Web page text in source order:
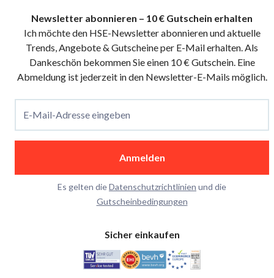
Newsletter abonnieren – 10 € Gutschein erhalten
Ich möchte den HSE-Newsletter abonnieren und aktuelle
Trends, Angebote & Gutscheine per E-Mail erhalten. Als
Dankeschön bekommen Sie einen 10 € Gutschein. Eine
Abmeldung ist jederzeit in den Newsletter-E-Mails möglich.
E-Mail-Adresse eingeben
Anmelden
Es gelten dieDatenschutzrichtlinien und die
Gutscheinbedingungen
Sicher einkaufen